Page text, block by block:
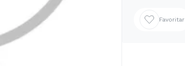
Favoritar